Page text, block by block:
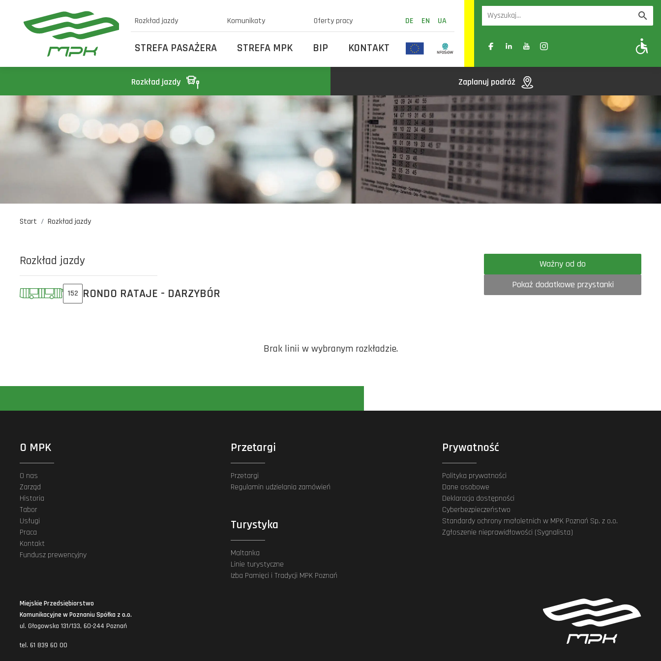
Rozkład jazdy Komunikaty Oferty pracy DE EN UA
STREFA PASAŻERA STREFA MPK BIP KONTAKT A- A A+
Rozkład jazdy Zaplanuj podróż
Start Rozkład jazdy
Rozkład jazdy
152 RONDO RATAJE - DARZYBÓR
Ważny od do
Pokaż dodatkowe przystanki
Brak linii w wybranym rozkładzie.
O MPK
O nas
Zarząd
Historia
Tabor
Usługi
Praca
Kontakt
Fundusz prewencyjny
Przetargi
Przetargi
Regulamin udzielania zamówień
Turystyka
Maltanka
Linie turystyczne
Izba Pamięci i Tradycji MPK Poznań
Prywatność
Polityka prywatności
Dane osobowe
Deklaracja dostępności
Cyberbezpieczeństwo
Standardy ochrony małoletnich w MPK Poznań Sp. z o.o.
Zgłoszenie nieprawidłowości (Sygnalista)
Miejskie Przedsiębiorstwo
Komunikacyjne w Poznaniu Spółka z o.o.
ul. Głogowska 131/133, 60-244 Poznań
tel. 61 839 60 00